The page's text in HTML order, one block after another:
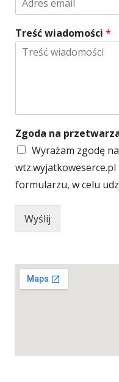
s
z
y
Treść wiadomości *
Zgoda na
Wyrażam zgodę
formularzu, w celu
Wyślij